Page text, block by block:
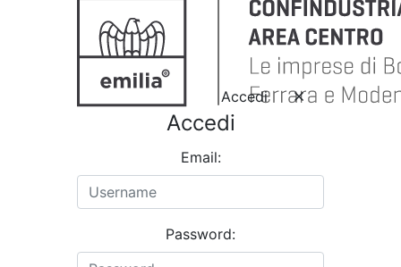
Accedi
Accedi
Email:
Password: